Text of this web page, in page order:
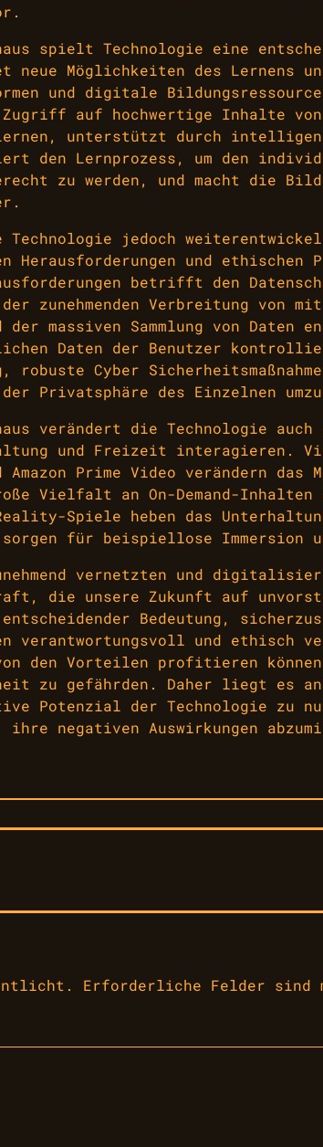
spielt Technologie eine
neue Möglichkeiten des Lernens
und digitale
auf hochwertige Inhalte
unterstützt durch
den Lernprozess, um den
zu werden, und macht die
Technologie jedoch
Herausforderungen und ethischen
betrifft den
zunehmenden Verbreitung von
der massiven Sammlung von Daten
Daten der Benutzer
Cyber
der Privatsphäre des Einzelnen
verändert die Technologie
und Freizeit interagieren.
Prime Video verändern das
Vielfalt an On-Demand-
Reality-Spiele heben das
sorgen für beispiellose
vernetzten und
die unsere Zukunft auf
Bedeutung,
verantwortungsvoll und ethisch
den Vorteilen profitieren
zu gefährden. Daher liegt es
Potenzial der Technologie zu
negativen Auswirkungen
Erforderliche Felder sind